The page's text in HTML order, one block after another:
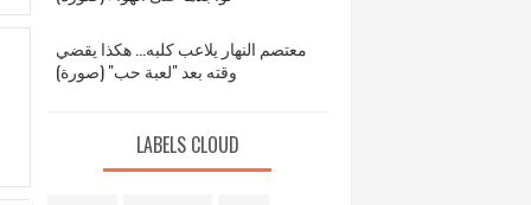
معتصم النهار يلاعب كلبه... هكذا يقضي
وقته بعد "لعبة حب" (صورة)
LABELS CLOUD